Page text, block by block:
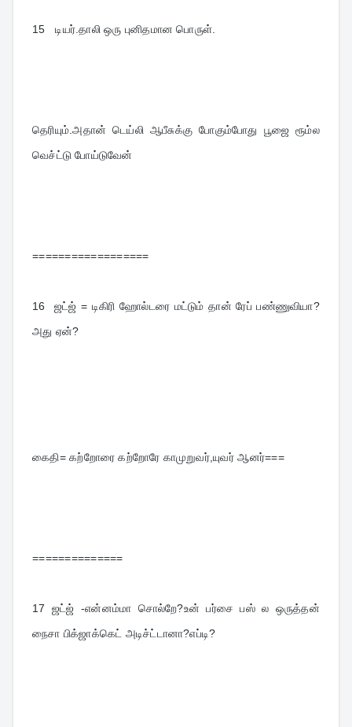
15 டியர்.தாலி ஒரு புனிதமான பொருள்.
தெரியும்.அதான் டெய்லி ஆபீசுக்கு போகும்போது பூஜை ரூம்ல
வெச்ட்டு போய்டுவேன்
==================
16 ஜட்ஜ் = டிகிரி ஹோல்டரை மட்டும் தான் ரேப் பண்ணுவியா?
அது ஏன்?
கைதி= கற்றோரை கற்றோரே காமுறுவர்,யுவர் ஆனர்===
==============
17 ஜட்ஜ் -என்னம்மா சொல்றே?உன் பர்சை பஸ் ல ஒருத்தன்
நைசா பிக்ஜாக்கெட் அடிச்ட்டானா?எப்டி?